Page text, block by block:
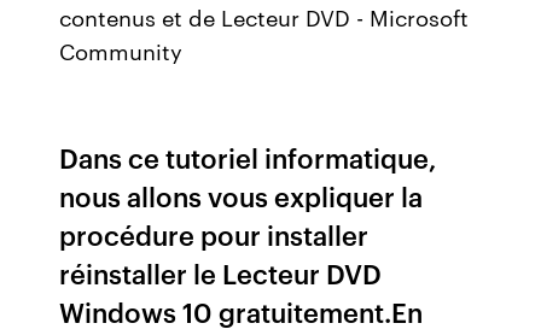
contenus et de Lecteur DVD - Microsoft
Community
Dans ce tutoriel informatique,
nous allons vous expliquer la
procédure pour installer
réinstaller le Lecteur DVD
Windows 10 gratuitement.En